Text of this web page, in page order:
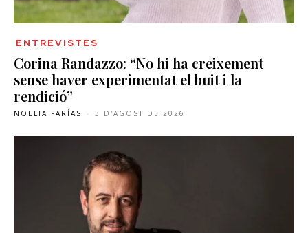
ENTREVISTES
Corina Randazzo: “No hi ha creixement
sense haver experimentat el buit i la
rendició”
NOELIA FARÍAS - 3 D'AGOST DE 2026